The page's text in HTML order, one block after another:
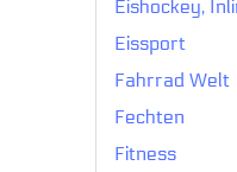
Eishockey,
Eissport
Fahrrad Welt
Fechten
Fitness